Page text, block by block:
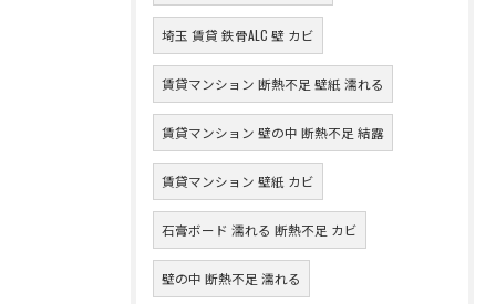
埼玉 賃貸 鉄骨ALC 壁 カビ
賃貸マンション 断熱不足 壁紙 濡れる
賃貸マンション 壁の中 断熱不足 結露
賃貸マンション 壁紙 カビ
石膏ボード 濡れる 断熱不足 カビ
壁の中 断熱不足 濡れる